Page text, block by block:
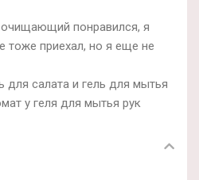
понравился, я
тоже приехал, но я еще не
для салата и гель для мытья
у геля для мытья рук